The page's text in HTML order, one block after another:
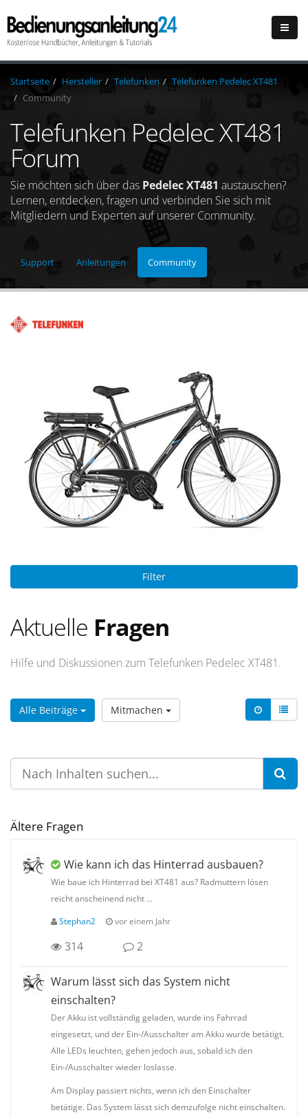
Startseite Hersteller Telefunken
Telefunken Pedelec XT481
Community
Telefunken Pedelec XT481
Forum
Sie möchten sich über das Pedelec XT481 austauschen?
Lernen, entdecken, fragen und verbinden Sie sich mit
Mitgliedern und Experten auf unserer Community.
Support Anleitungen Community
Filter
Aktuelle Fragen
Hilfe und Diskussionen zum Telefunken Pedelec XT481.
Alle Beiträge Mitmachen
Ältere Fragen
Wie kann ich das Hinterrad ausbauen?
Wie baue ich Hinterrad bei XT481 aus? Radmuttern lösen
reicht anscheinend nicht …
Stephan2 vor einem Jahr
314 2
Warum lässt sich das System nicht
einschalten?
Der Akku ist vollständig geladen, wurde ins Fahrrad
eingesetzt, und der Ein-/Ausschalter am Akku wurde betätigt.
Alle LEDs leuchten, gehen jedoch aus, sobald ich den
Ein-/Ausschalter wieder loslasse.
Am Display passiert nichts, wenn ich den Einschalter
betätige. Das System lässt sich demzufolge nicht einschalten.